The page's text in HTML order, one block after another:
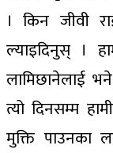
। किन जीवी
ल्याइदिनुस् ।
लामिछानेलाई
त्यो दिनसम्म
मुक्ति पाउनका